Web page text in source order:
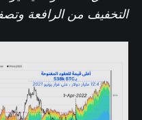
التخفيف من الرافعة